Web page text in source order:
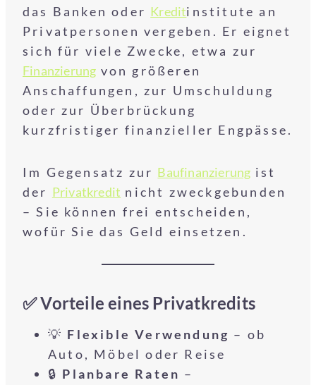
das Banken oder Kreditinstitute an
Privatpersonen vergeben. Er eignet
sich für viele Zwecke, etwa zur
Finanzierung von größeren
Anschaffungen, zur Umschuldung
oder zur Überbrückung
kurzfristiger finanzieller Engpässe.
Im Gegensatz zur Baufinanzierung ist
der Privatkredit nicht zweckgebunden
– Sie können frei entscheiden,
wofür Sie das Geld einsetzen.
✅ Vorteile eines Privatkredits
💡 Flexible Verwendung – ob
Auto, Möbel oder Reise
🔒 Planbare Raten –